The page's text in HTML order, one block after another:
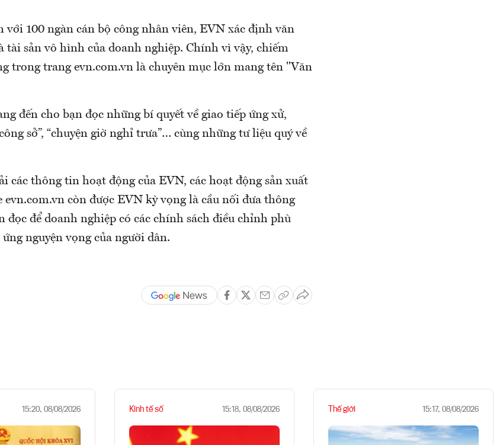
với 100 ngàn cán bộ công nhân viên, EVN xác định văn
tài sản vô hình của doanh nghiệp. Chính vì vậy, chiếm
trong trang evn.com.vn là chuyên mục lớn mang tên "Văn
đến cho bạn đọc những bí quyết về giao tiếp ứng xử,
sở”, “chuyện giờ nghỉ trưa”… cùng những tư liệu quý về
các thông tin hoạt động của EVN, các hoạt động sản xuất
còn được EVN kỳ vọng là cầu nối đưa thông
đọc để doanh nghiệp có các chính sách điều chỉnh phù
nguyện vọng của người dân.
15:20, 08/08/2026 Kinh tế số 15:18, 08/08/2026 Thế giới 15:17, 08/08/2026